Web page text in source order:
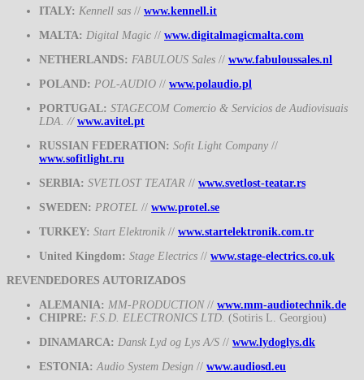
ITALY: Kennell sas // www.kennell.it
MALTA: Digital Magic // www.digitalmagicmalta.com
NETHERLANDS: FABULOUS Sales // www.fabuloussales.nl
POLAND: POL-AUDIO // www.polaudio.pl
PORTUGAL: STAGECOM Comercio & Servicios de Audiovisuais
LDA. // www.avitel.pt
RUSSIAN FEDERATION: Sofit Light Company //
www.sofitlight.ru
SERBIA: SVETLOST TEATAR // www.svetlost-teatar.rs
SWEDEN: PROTEL // www.protel.se
TURKEY: Start Elektronik // www.startelektronik.com.tr
United Kingdom: Stage Electrics // www.stage-electrics.co.uk
REVENDEDORES AUTORIZADOS
ALEMANIA: MM-PRODUCTION // www.mm-audiotechnik.de
CHIPRE: F.S.D. ELECTRONICS LTD. (Sotiris L. Georgiou)
DINAMARCA: Dansk Lyd og Lys A/S // www.lydoglys.dk
ESTONIA: Audio System Design // www.audiosd.eu